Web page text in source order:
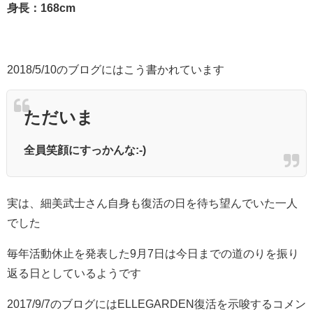
身長：168cm
2018/5/10のブログにはこう書かれています
ただいま
全員笑顔にすっかんな:-)
実は、細美武士さん自身も復活の日を待ち望んでいた一人
でした
毎年活動休止を発表した9月7日は今日までの道のりを振り
返る日としているようです
2017/9/7のブログにはELLEGARDEN復活を示唆するコメン